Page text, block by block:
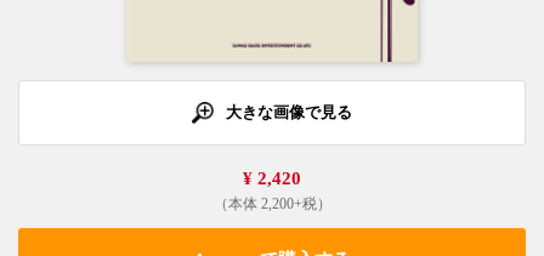
大きな画像で見る
¥ 2,420
（本体 2,200+税）